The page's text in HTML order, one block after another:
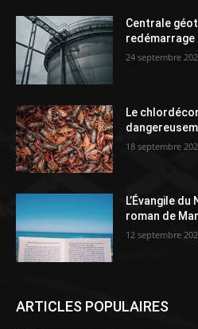
Centrale
redémarrage
24 septembre
Le
18 septembre
L’Évangile
roman de
12 septembre
ARTICLES POPULAIRES